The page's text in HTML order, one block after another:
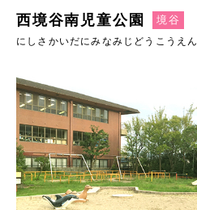
西境谷南児童公園 境谷
にしさかいだにみなみじどうこうえん